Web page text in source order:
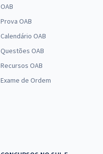
OAB
Prova OAB
Calendário OAB
Questões OAB
Recursos OAB
Exame de Ordem